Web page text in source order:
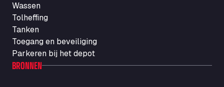
Autotransit Amann
Auf dem Dreisch 8, 34346
Avin Kominis
Vasilikos Intersection E90, 46 100
AW Jenkinson Runcorn Truck Parking
Wassen
Tolheffing
Tanken
Toegang en beveiliging
Parkeren bij het depot
BRONNEN